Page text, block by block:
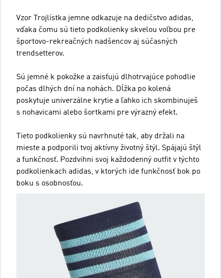
Vzor Trojlístka jemne odkazuje na dedičstvo adidas,
vďaka čomu sú tieto podkolienky skvelou voľbou pre
športovo-rekreačných nadšencov aj súčasných
trendsetterov.
Sú jemné k pokožke a zaisťujú dlhotrvajúce pohodlie
počas dlhých dní na nohách. Dĺžka po kolená
poskytuje univerzálne krytie a ľahko ich skombinuješ
s nohavicami alebo šortkami pre výrazný efekt.
Tieto podkolienky sú navrhnuté tak, aby držali na
mieste a podporili tvoj aktívny životný štýl. Spájajú štýl
a funkčnosť. Pozdvihni svoj každodenný outfit v týchto
podkolienkach adidas, v ktorých ide funkčnosť bok po
boku s osobnosťou.